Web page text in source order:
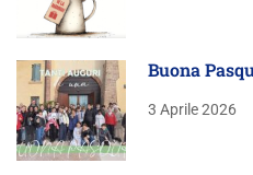
Buona
3 Aprile 2026